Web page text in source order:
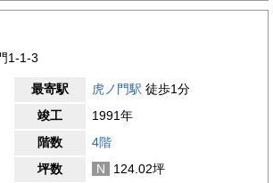
1-1-3
最寄駅 虎ノ門駅 徒歩1分
竣工
1991年
階数
4階
坪数
N
124.02坪